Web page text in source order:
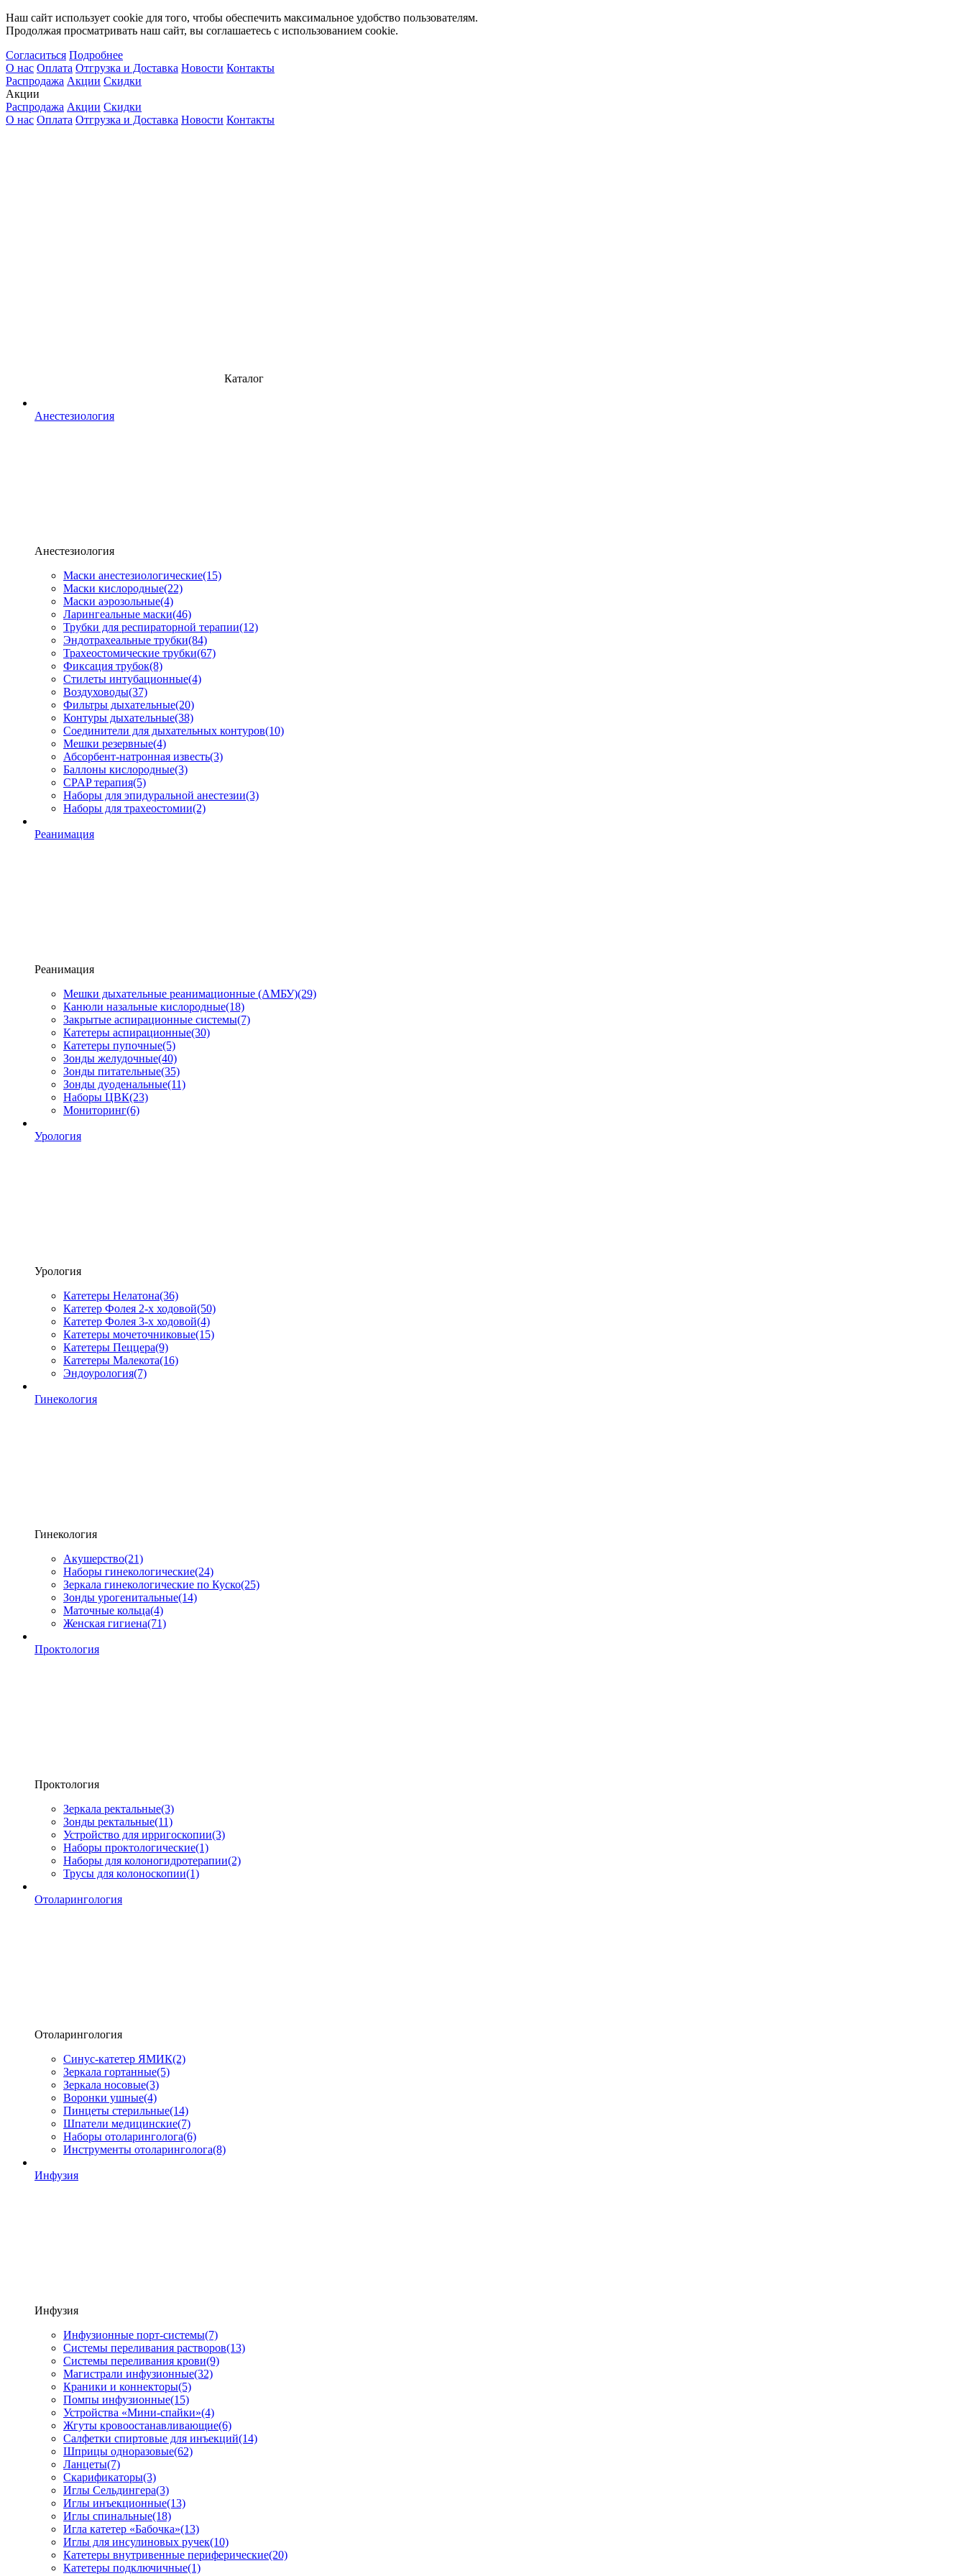
Наш сайт использует cookie для того, чтобы обеспечить максимальное удобство пользователям.
Продолжая просматривать наш сайт, вы соглашаетесь с использованием cookie.
Согласиться Подробнее
О нас Оплата Отгрузка и Доставка Новости Контакты
Распродажа Акции Скидки
Акции
Распродажа Акции Скидки
О нас Оплата Отгрузка и Доставка Новости Контакты
Каталог
Анестезиология
Анестезиология
Маски анестезиологические(15)
Маски кислородные(22)
Маски аэрозольные(4)
Ларингеальные маски(46)
Трубки для респираторной терапии(12)
Эндотрахеальные трубки(84)
Трахеостомические трубки(67)
Фиксация трубок(8)
Стилеты интубационные(4)
Воздуховоды(37)
Фильтры дыхательные(20)
Контуры дыхательные(38)
Соединители для дыхательных контуров(10)
Мешки резервные(4)
Абсорбент-натронная известь(3)
Баллоны кислородные(3)
CPAP терапия(5)
Наборы для эпидуральной анестезии(3)
Наборы для трахеостомии(2)
Реанимация
Реанимация
Мешки дыхательные реанимационные (АМБУ)(29)
Канюли назальные кислородные(18)
Закрытые аспирационные системы(7)
Катетеры аспирационные(30)
Катетеры пупочные(5)
Зонды желудочные(40)
Зонды питательные(35)
Зонды дуоденальные(11)
Наборы ЦВК(23)
Мониторинг(6)
Урология
Урология
Катетеры Нелатона(36)
Катетер Фолея 2-х ходовой(50)
Катетер Фолея 3-х ходовой(4)
Катетеры мочеточниковые(15)
Катетеры Пеццера(9)
Катетеры Малекота(16)
Эндоурология(7)
Гинекология
Гинекология
Акушерство(21)
Наборы гинекологические(24)
Зеркала гинекологические по Куско(25)
Зонды урогенитальные(14)
Маточные кольца(4)
Женская гигиена(71)
Проктология
Проктология
Зеркала ректальные(3)
Зонды ректальные(11)
Устройство для ирригоскопии(3)
Наборы проктологические(1)
Наборы для колоногидротерапии(2)
Трусы для колоноскопии(1)
Отоларингология
Отоларингология
Синус-катетер ЯМИК(2)
Зеркала гортанные(5)
Зеркала носовые(3)
Воронки ушные(4)
Пинцеты стерильные(14)
Шпатели медицинские(7)
Наборы отоларинголога(6)
Инструменты отоларинголога(8)
Инфузия
Инфузия
Инфузионные порт-системы(7)
Системы переливания растворов(13)
Системы переливания крови(9)
Магистрали инфузионные(32)
Краники и коннекторы(5)
Помпы инфузионные(15)
Устройства «Мини-спайки»(4)
Жгуты кровоостанавливающие(6)
Салфетки спиртовые для инъекций(14)
Шприцы одноразовые(62)
Ланцеты(7)
Скарификаторы(3)
Иглы Сельдингера(3)
Иглы инъекционные(13)
Иглы спинальные(18)
Игла катетер «Бабочка»(13)
Иглы для инсулиновых ручек(10)
Катетеры внутривенные периферические(20)
Катетеры подключичные(1)